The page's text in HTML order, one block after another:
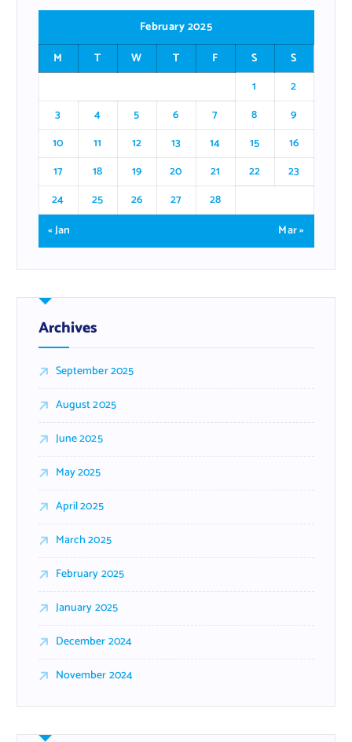
February 2025
M
T W T F S
S
1
2
3
4 5 6 7 8
9
10
11 12 13 14 15
16
17
18 19 20 21 22
23
24
25 26 27
28
« Jan
Mar »
Archives
September 2025
August 2025
June 2025
May 2025
April 2025
March 2025
February 2025
January 2025
December 2024
November 2024